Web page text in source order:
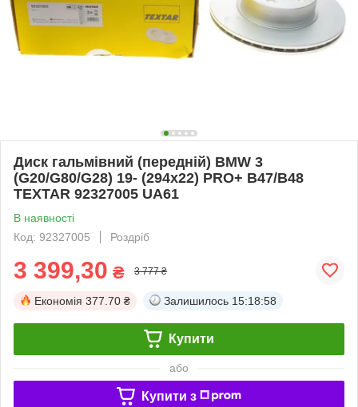
Диск гальмівний (передній) BMW 3
(G20/G80/G28) 19- (294x22) PRO+ B47/B48
TEXTAR 92327005 UA61
В наявності
Код: 92327005
Роздріб
3 399,30 ₴ 3 777 ₴
Економія 377.70 ₴ Залишилось 15:18:57
Купити
або
Купити з